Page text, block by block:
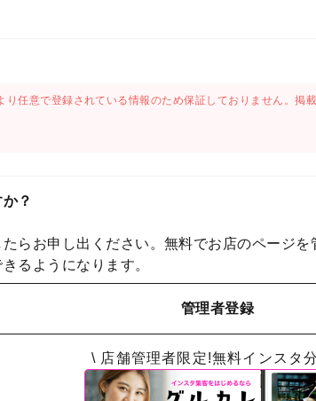
り任意で登録されている情報のため保証しておりません。掲
？
らお申し出ください。無料でお店のページを
るようになります。
管理者登録
\ 店舗管理者限定!無料インスタ